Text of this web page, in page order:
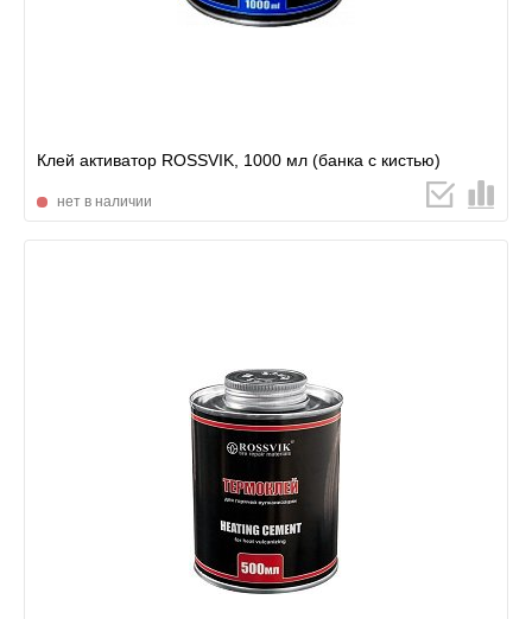
Клей активатор ROSSVIK, 1000 мл (банка с кистью)
нет в наличии